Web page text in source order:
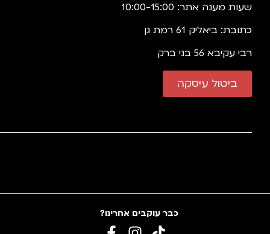
שעות מענה אתר: 10:00-15:00
כתובת: ביאליק 61 רמת גן
רבי עקיבא 56 בני ברק
ביטול עיסקה
כבר עוקבים אחרינו?